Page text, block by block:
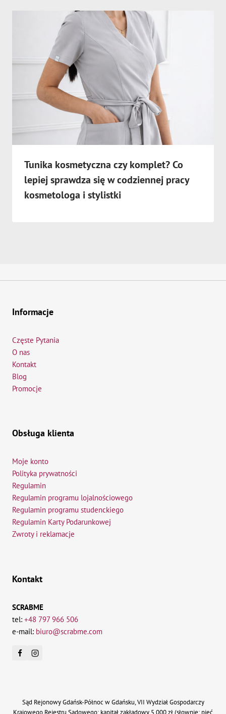
Tunika kosmetyczna czy komplet? Co
lepiej sprawdza się w codziennej pracy
kosmetologa i stylistki
Informacje
Częste Pytania
O nas
Kontakt
Blog
Promocje
Obsługa klienta
Moje konto
Polityka prywatności
Regulamin
Regulamin programu lojalnościowego
Regulamin programu studenckiego
Regulamin Karty Podarunkowej
Zwroty i reklamacje
Kontakt
SCRABME
tel: +48 797 966 506
e-mail: biuro@scrabme.com
Sąd Rejonowy Gdańsk-Północ w Gdańsku, VII Wydział Gospodarczy
Krajowego Rejestru Sądowego; kapitał zakładowy 5 000 zł (słownie: pięć